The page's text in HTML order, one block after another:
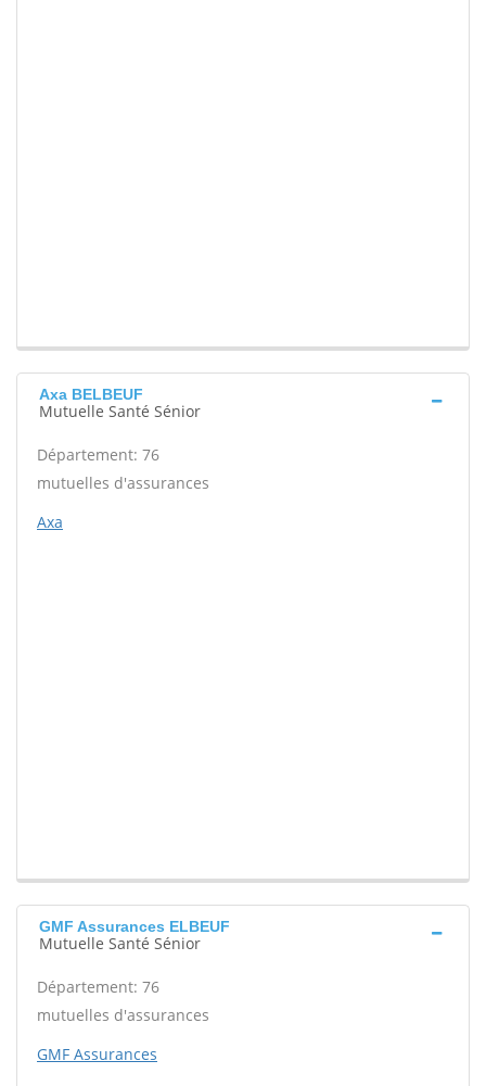
Axa BELBEUF
Mutuelle Santé Sénior
Département: 76
mutuelles d'assurances
Axa
GMF Assurances ELBEUF
Mutuelle Santé Sénior
Département: 76
mutuelles d'assurances
GMF Assurances